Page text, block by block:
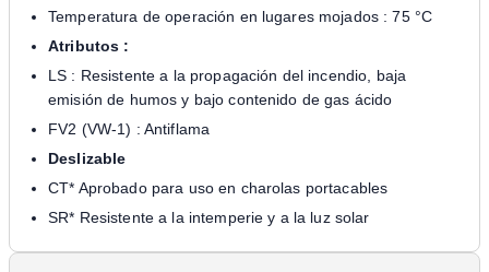
Temperatura de operación en lugares mojados : 75 °C
Atributos :
LS : Resistente a la propagación del incendio, baja
emisión de humos y bajo contenido de gas ácido
FV2 (VW-1) : Antiflama
Deslizable
CT* Aprobado para uso en charolas portacables
SR* Resistente a la intemperie y a la luz solar